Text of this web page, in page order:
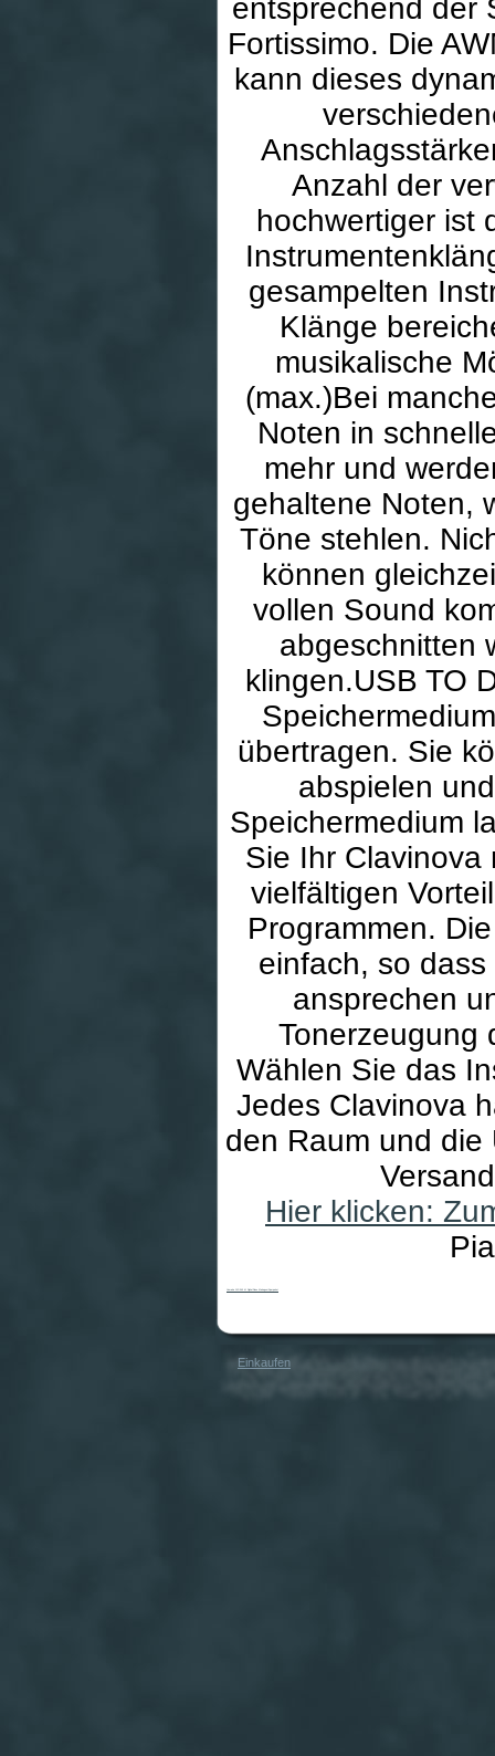
entsprechend der
Fortissimo. Die
kann dieses
Anzahl der
hochwertiger ist
gesampelten
Klänge
musikalische
(max.)Bei
Noten in
mehr und
gehaltene Noten,
Töne stehlen.
können
vollen Sound
abgeschnitten
klingen.USB TO
übertragen. Sie
abspielen
Speichermedium
Sie Ihr Clavinova
vielfältigen
Programmen.
einfach, so
ansprechen
Tonerzeugung
Wählen Sie das
Jedes Clavinova
den Raum und
Hier klicken:
Einkaufen